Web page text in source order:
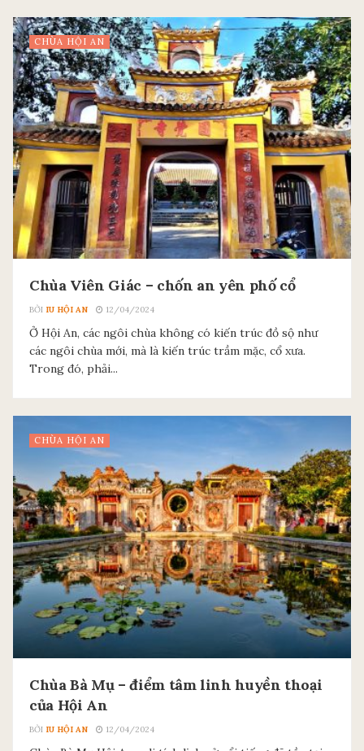
CHÙA HỘI AN
Chùa Viên Giác – chốn an yên phố cổ
BỞI IU HỘI AN 12/04/2024
Ở Hội An, các ngôi chùa không có kiến trúc đồ sộ như
các ngôi chùa mới, mà là kiến trúc trầm mặc, cổ xưa.
Trong đó, phải...
CHÙA HỘI AN
Chùa Bà Mụ – điểm tâm linh huyền thoại
của Hội An
BỞI IU HỘI AN 12/04/2024